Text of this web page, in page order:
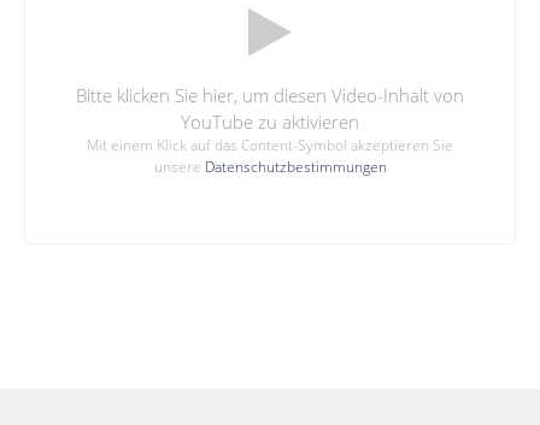
Bitte klicken Sie hier, um diesen Video-Inhalt von
YouTube zu aktivieren
Mit einem Klick auf das Content-Symbol akzeptieren Sie
unsere Datenschutzbestimmungen